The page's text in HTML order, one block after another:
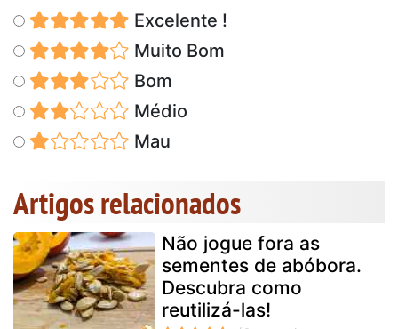
Excelente !
Muito Bom
Bom
Médio
Mau
Artigos relacionados
Não jogue fora as
sementes de abóbora.
Descubra como
reutilizá-las!